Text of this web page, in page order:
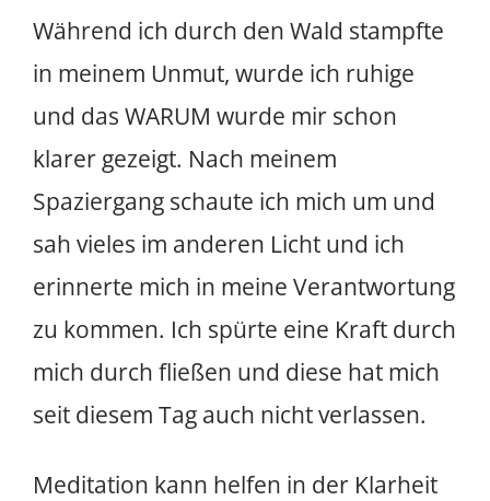
Während ich durch den Wald stampfte
in meinem Unmut, wurde ich ruhige
und das WARUM wurde mir schon
klarer gezeigt. Nach meinem
Spaziergang schaute ich mich um und
sah vieles im anderen Licht und ich
erinnerte mich in meine Verantwortung
zu kommen. Ich spürte eine Kraft durch
mich durch fließen und diese hat mich
seit diesem Tag auch nicht verlassen.
Meditation kann helfen in der Klarheit